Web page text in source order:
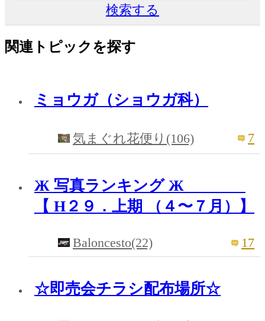
検索する
関連トピックを探す
ミョウガ（ショウガ科）
気まぐれ花便り(106) 7
Ж 写真ランキング Ж
【 H２９．上期 （４〜７月）】
Baloncesto(22) 17
☆即売会チラシ配布場所☆